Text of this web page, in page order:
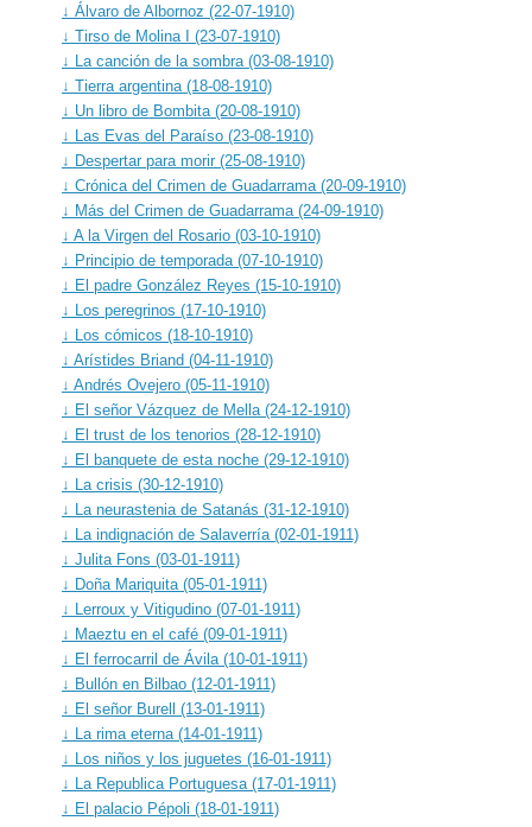
↓ Álvaro de Albornoz (22-07-1910)
↓ Tirso de Molina I (23-07-1910)
↓ La canción de la sombra (03-08-1910)
↓ Tierra argentina (18-08-1910)
↓ Un libro de Bombita (20-08-1910)
↓ Las Evas del Paraíso (23-08-1910)
↓ Despertar para morir (25-08-1910)
↓ Crónica del Crimen de Guadarrama (20-09-1910)
↓ Más del Crimen de Guadarrama (24-09-1910)
↓ A la Virgen del Rosario (03-10-1910)
↓ Principio de temporada (07-10-1910)
↓ El padre González Reyes (15-10-1910)
↓ Los peregrinos (17-10-1910)
↓ Los cómicos (18-10-1910)
↓ Arístides Briand (04-11-1910)
↓ Andrés Ovejero (05-11-1910)
↓ El señor Vázquez de Mella (24-12-1910)
↓ El trust de los tenorios (28-12-1910)
↓ El banquete de esta noche (29-12-1910)
↓ La crisis (30-12-1910)
↓ La neurastenia de Satanás (31-12-1910)
↓ La indignación de Salaverría (02-01-1911)
↓ Julita Fons (03-01-1911)
↓ Doña Mariquita (05-01-1911)
↓ Lerroux y Vitigudino (07-01-1911)
↓ Maeztu en el café (09-01-1911)
↓ El ferrocarril de Ávila (10-01-1911)
↓ Bullón en Bilbao (12-01-1911)
↓ El señor Burell (13-01-1911)
↓ La rima eterna (14-01-1911)
↓ Los niños y los juguetes (16-01-1911)
↓ La Republica Portuguesa (17-01-1911)
↓ El palacio Pépoli (18-01-1911)